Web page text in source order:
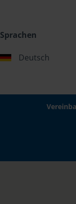
Sprachen
Deutsch